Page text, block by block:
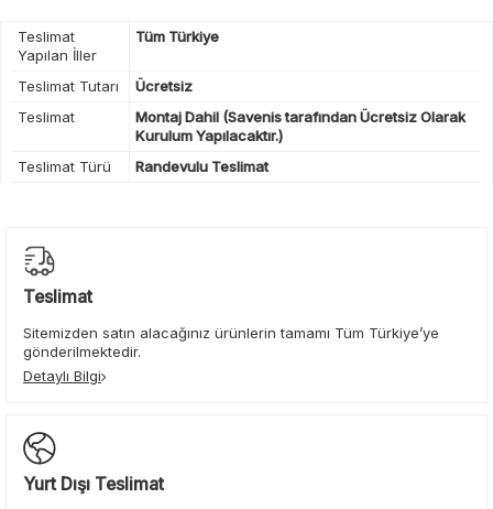
Teslimat
Yapılan İller
Tüm Türkiye
Teslimat Tutarı
Ücretsiz
Teslimat
Montaj Dahil (Savenis tarafından Ücretsiz Olarak
Kurulum Yapılacaktır.)
Teslimat Türü
Randevulu Teslimat
Teslimat
Sitemizden satın alacağınız ürünlerin tamamı Tüm Türkiye’ye
gönderilmektedir.
Detaylı Bilgi
Yurt Dışı Teslimat